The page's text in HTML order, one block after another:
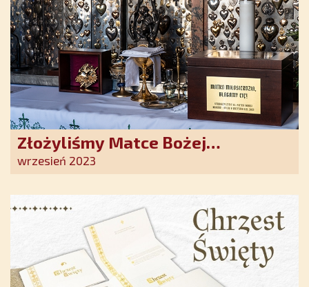
Złożyliśmy Matce Bożej
Ostrobramskiej pozłacane wotum
wrzesień 2023